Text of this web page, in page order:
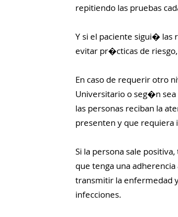
repitiendo las pruebas
Y si el paciente sigui�
evitar pr�cticas de
En caso de requerir otro
Universitario o seg�n sea
las personas reciban la
presenten y que
Si la persona sale
que tenga una
transmitir la enfermedad
infecciones.